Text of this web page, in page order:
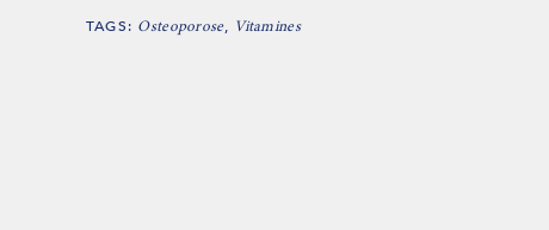
TAGS: Osteoporose, Vitamines